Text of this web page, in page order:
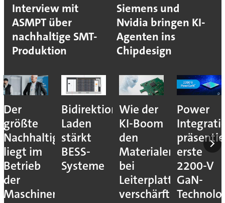
Interview mit
ASMPT über
nachhaltige SMT-
Produktion
Siemens und
Nvidia bringen KI-
Agenten ins
Chipdesign
Der
größte
Nachhaltigkeitshebel
liegt im
Betrieb
der
Maschinen
Bidirektionales
Laden
stärkt
BESS-
Systeme
Wie der
KI-Boom
den
Materialengpass
bei
Leiterplatten
verschärft
Power
erste
2200-V
GaN-